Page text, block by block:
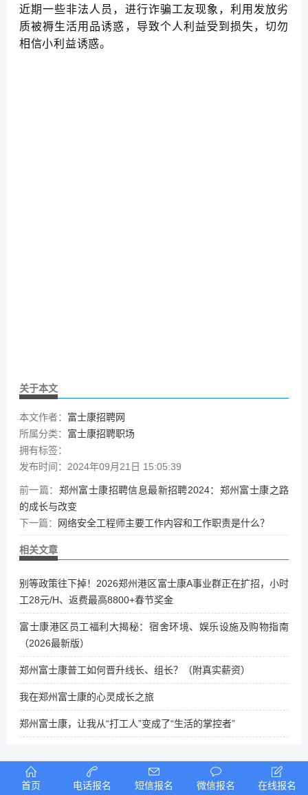
近期一些非法人员，进行诈骗工友现象，利用发放劣
质被褥生活用品诱惑，导致个人利益受到损失，切勿
相信小利益诱惑。
关于本文
本文作者： 富士康招聘网
所属分类： 富士康招聘职场
拥有标签：
发布时间：2024年09月21日 15:05:39
前一篇： 郑州富士康招聘信息最新招聘2024：郑州富士康之路
的成长与改变
下一篇：
网络安全工程师主要工作内容和工作职责是什么？
相关文章
别等政策往下掉！2026郑州港区富士康A事业群正在扩招，小时
工28元/H、返费最高8800+春节奖金
富士康港区员工福利大揭秘：宿舍环境、娱乐设施及购物指南
（2026最新版）
郑州富士康普工如何晋升线长、组长？（附真实薪资）
我在郑州富士康的心灵成长之旅
郑州富士康，让我从“打工人”变成了“生活的掌控者”
首页 电话报名 短信报名 微信报名 在线报名